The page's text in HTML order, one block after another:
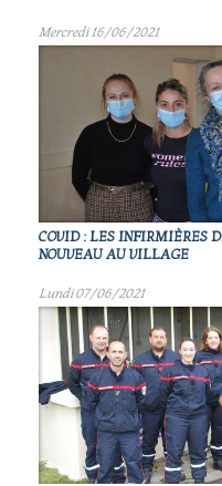
Mercredi 16/06/2021
COVID : LES INFIRMIÈRES
NOUVEAU AU VILLAGE
Lundi 07/06/2021